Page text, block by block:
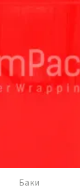
Баки